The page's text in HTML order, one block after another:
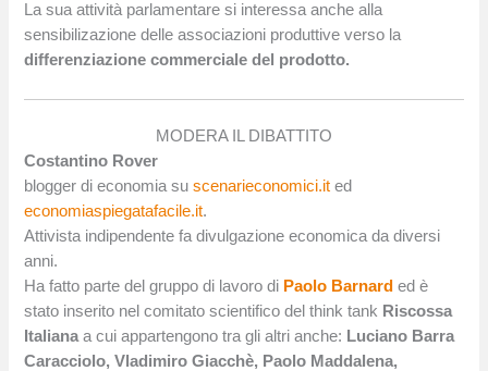
La sua attività parlamentare si interessa anche alla
sensibilizazione delle associazioni produttive verso la
differenziazione commerciale del prodotto.
MODERA IL DIBATTITO
Costantino Rover
blogger di economia suscenarieconomici.it ed
economiaspiegatafacile.it.
Attivista indipendente fa divulgazione economica da diversi
anni.
Ha fatto parte del gruppo di lavoro di Paolo Barnard ed è
stato inserito nel comitato scientifico del think tank Riscossa
Italiana a cui appartengono tra gli altri anche: Luciano Barra
Caracciolo, Vladimiro Giacchè, Paolo Maddalena,